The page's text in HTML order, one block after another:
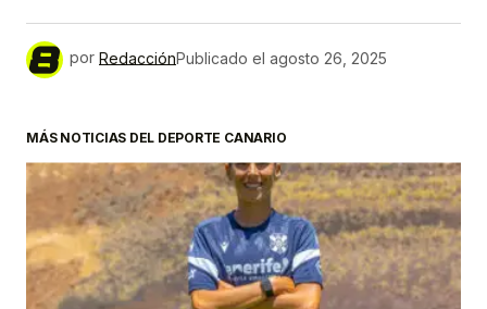
por RedacciónPublicado el agosto 26, 2025
MÁS NOTICIAS DEL DEPORTE CANARIO